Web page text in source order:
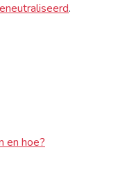
.
en hoe?